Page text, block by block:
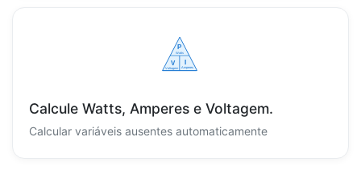
Calcule Watts, Amperes e Voltagem.
Calcular variáveis ausentes automaticamente